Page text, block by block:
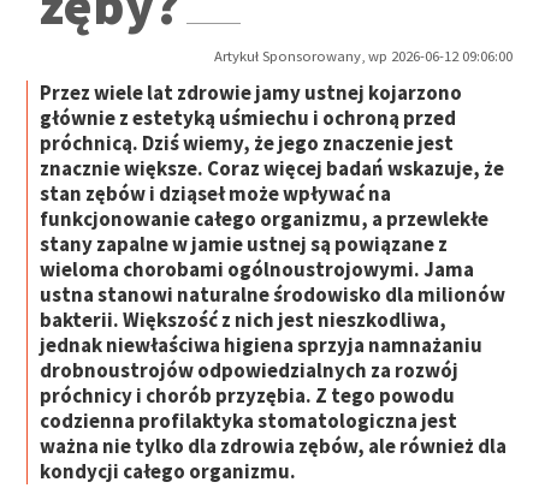
Artykuł Sponsorowany, wp 2026-06-12 09:06:00
Przez wiele lat zdrowie jamy ustnej kojarzono
głównie z estetyką uśmiechu i ochroną przed
próchnicą. Dziś wiemy, że jego znaczenie jest
znacznie większe. Coraz więcej badań wskazuje, że
stan zębów i dziąseł może wpływać na
funkcjonowanie całego organizmu, a przewlekłe
stany zapalne w jamie ustnej są powiązane z
wieloma chorobami ogólnoustrojowymi. Jama
ustna stanowi naturalne środowisko dla milionów
bakterii. Większość z nich jest nieszkodliwa,
jednak niewłaściwa higiena sprzyja namnażaniu
drobnoustrojów odpowiedzialnych za rozwój
próchnicy i chorób przyzębia. Z tego powodu
codzienna profilaktyka stomatologiczna jest
ważna nie tylko dla zdrowia zębów, ale również dla
kondycji całego organizmu.